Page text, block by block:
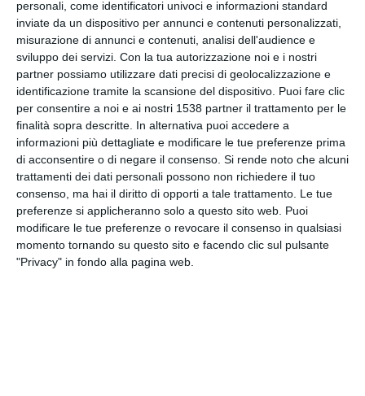
personali, come identificatori univoci e informazioni standard
inviate da un dispositivo per annunci e contenuti personalizzati,
misurazione di annunci e contenuti, analisi dell'audience e
sviluppo dei servizi. Con la tua autorizzazione noi e i nostri
partner possiamo utilizzare dati precisi di geolocalizzazione e
identificazione tramite la scansione del dispositivo. Puoi fare clic
per consentire a noi e ai nostri 1538 partner il trattamento per le
finalità sopra descritte. In alternativa puoi accedere a
informazioni più dettagliate e modificare le tue preferenze prima
di acconsentire o di negare il consenso. Si rende noto che alcuni
trattamenti dei dati personali possono non richiedere il tuo
consenso, ma hai il diritto di opporti a tale trattamento. Le tue
preferenze si applicheranno solo a questo sito web. Puoi
modificare le tue preferenze o revocare il consenso in qualsiasi
momento tornando su questo sito e facendo clic sul pulsante
"Privacy" in fondo alla pagina web.
INVIA QUESTA CARTOLINA
via Email(GRATUITO)
CONDIVIDI QUESTA
CARTOLINA
Facebook, Twitter, WhatsApp, ...